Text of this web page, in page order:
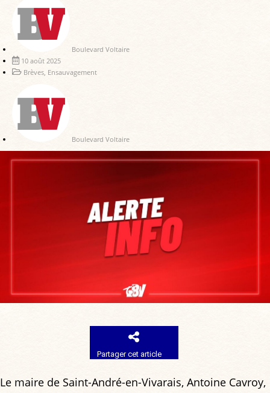
Boulevard Voltaire
10 août 2025
Brèves, Ensauvagement
Boulevard Voltaire
Partager cet article
Le maire de Saint-André-en-Vivarais, Antoine Cavroy,